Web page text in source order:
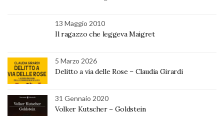
13 Maggio 2010
Il ragazzo che leggeva Maigret
5 Marzo 2026
Delitto a via delle Rose – Claudia Girardi
31 Gennaio 2020
Volker Kutscher – Goldstein